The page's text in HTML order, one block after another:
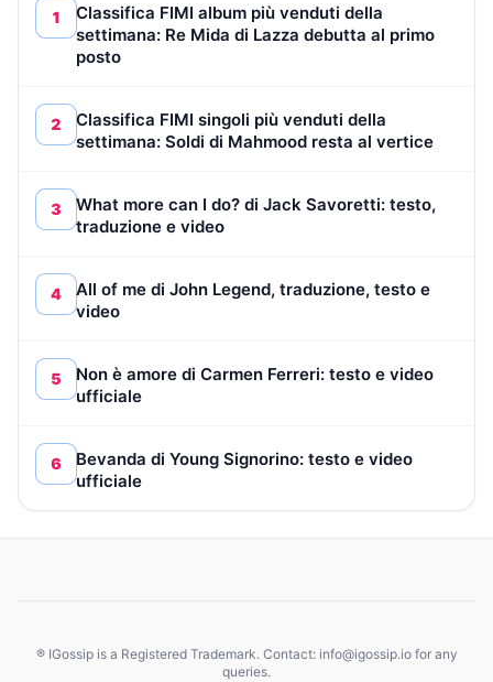
1
Classifica FIMI album più venduti della
settimana: Re Mida di Lazza debutta al primo
posto
2
Classifica FIMI singoli più venduti della
settimana: Soldi di Mahmood resta al vertice
3
What more can I do? di Jack Savoretti: testo,
traduzione e video
4
All of me di John Legend, traduzione, testo e
video
5
Non è amore di Carmen Ferreri: testo e video
ufficiale
6
Bevanda di Young Signorino: testo e video
ufficiale
® IGossip is a Registered Trademark. Contact: info@igossip.io for any
queries.